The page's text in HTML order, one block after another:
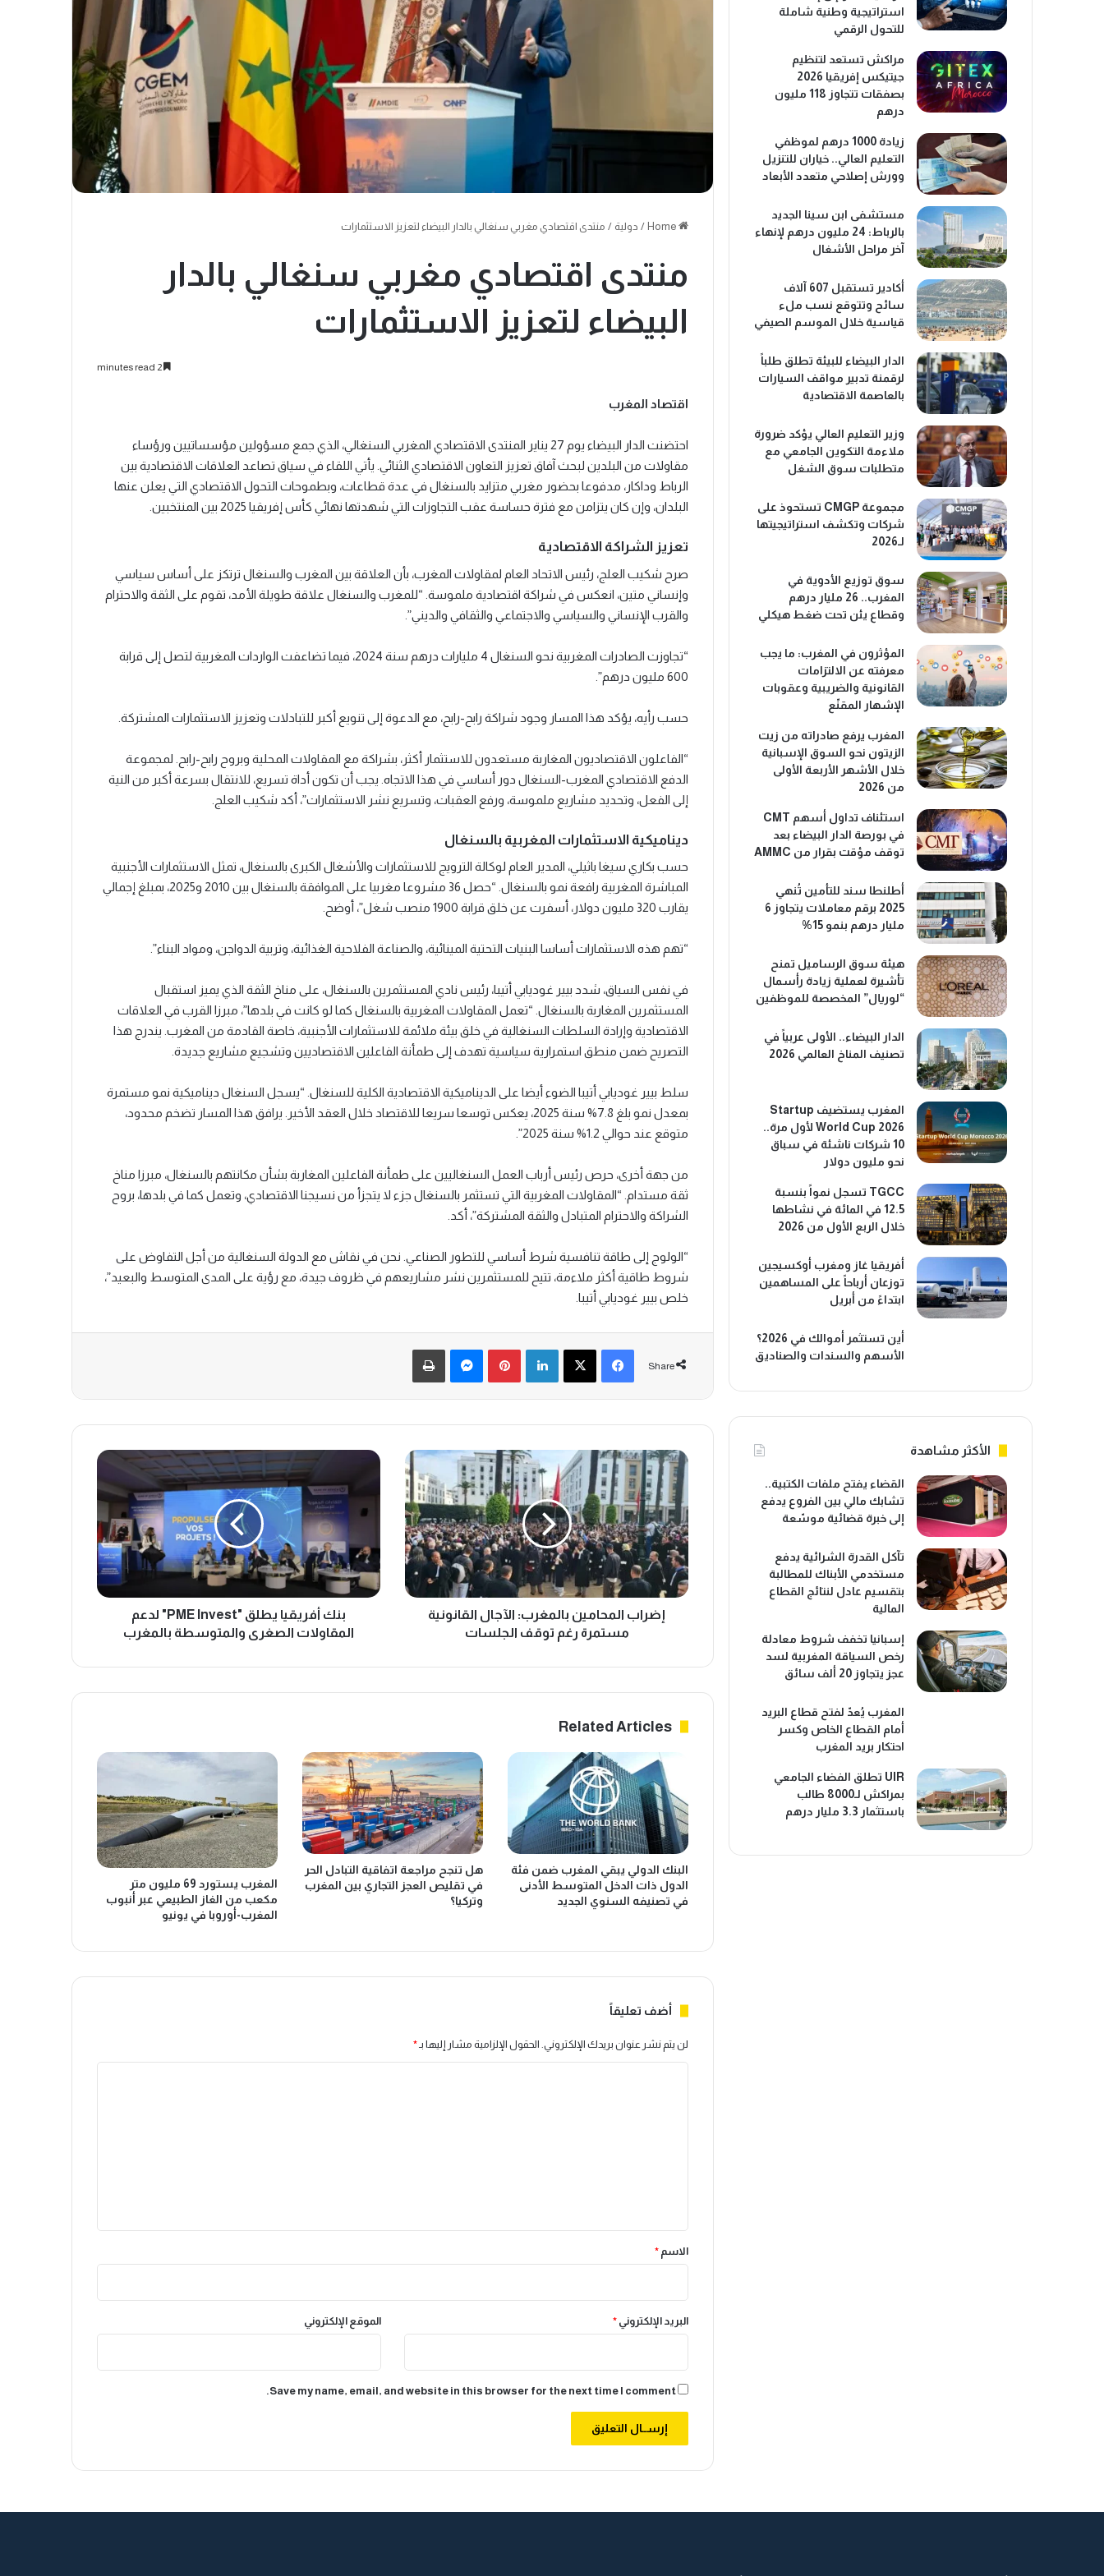
/ دولية / منتدى اقتصادي مغربي سنغالي بالدار البيضاء لتعزيز الاستثمارات
منتدى اقتصادي مغربي سنغالي بالدار
البيضاء لتعزيز الاستثمارات
اقتصاد المغرب
احتضنت الدار البيضاء يوم 27 يناير المنتدى الاقتصادي المغربي السنغالي، الذي جمع مسؤولين مؤسساتيين ورؤساء
مقاولات من البلدين لبحث آفاق تعزيز التعاون الاقتصادي الثنائي. يأتي اللقاء في سياق تصاعد العلاقات الاقتصادية بين
الرباط وداكار، مدفوعا بحضور مغربي متزايد بالسنغال في عدة قطاعات، وبطموحات التحول الاقتصادي التي يعلن عنها
البلدان، وإن كان يتزامن مع فترة حساسة عقب التجاوزات التي شهدتها نهائي كأس إفريقيا 2025 بين المنتخبين.
تعزيز الشراكة الاقتصادية
صرح شكيب العلج، رئيس الاتحاد العام لمقاولات المغرب، بأن العلاقة بين المغرب والسنغال ترتكز على أساس سياسي
وإنساني متين، انعكس في شراكة اقتصادية ملموسة. “للمغرب والسنغال علاقة طويلة الأمد، تقوم على الثقة والاحترام
والقرب الإنساني والسياسي والاجتماعي والثقافي والديني”.
“تجاوزت الصادرات المغربية نحو السنغال 4 مليارات درهم سنة 2024، فيما تضاعفت الواردات المغربية لتصل إلى قرابة
600 مليون درهم”.
حسب رأيه، يؤكد هذا المسار وجود شراكة رابح-رابح، مع الدعوة إلى تنويع أكبر للتبادلات وتعزيز الاستثمارات المشتركة.
“الفاعلون الاقتصاديون المغاربة مستعدون للاستثمار أكثر، بشراكة مع المقاولات المحلية وبروح رابح-رابح. لمجموعة
الدفع الاقتصادي المغرب-السنغال دور أساسي في هذا الاتجاه. يجب أن تكون أداة تسريع، للانتقال بسرعة أكبر من النية
إلى الفعل، وتحديد مشاريع ملموسة، ورفع العقبات، وتسريع نشر الاستثمارات”، أكد شكيب العلج.
ديناميكية الاستثمارات المغربية بالسنغال
حسب بكاري سيغا باثيلي، المدير العام لوكالة الترويج للاستثمارات والأشغال الكبرى بالسنغال، تمثل الاستثمارات الأجنبية
المباشرة المغربية رافعة نمو بالسنغال. “حصل 36 مشروعا مغربيا على الموافقة بالسنغال بين 2010 و2025، بمبلغ إجمالي
يقارب 320 مليون دولار، أسفرت عن خلق قرابة 1900 منصب شغل”، أوضح.
“تهم هذه الاستثمارات أساسا البنيات التحتية المينائية، والصناعة الفلاحية الغذائية، وتربية الدواجن، ومواد البناء”.
في نفس السياق، شدد بيير غوديابي أتيبا، رئيس نادي المستثمرين بالسنغال، على مناخ الثقة الذي يميز استقبال
المستثمرين المغاربة بالسنغال. “تعمل المقاولات المغربية بالسنغال كما لو كانت في بلدها”، مبرزا القرب في العلاقات
الاقتصادية وإرادة السلطات السنغالية في خلق بيئة ملائمة للاستثمارات الأجنبية، خاصة القادمة من المغرب. يندرج هذا
التصريح ضمن منطق استمرارية سياسية تهدف إلى طمأنة الفاعلين الاقتصاديين وتشجيع مشاريع جديدة.
سلط بيير غوديابي أتيبا الضوء أيضا على الديناميكية الاقتصادية الكلية للسنغال. “يسجل السنغال ديناميكية نمو مستمرة
بمعدل نمو بلغ 7.8% سنة 2025، يعكس توسعا سريعا للاقتصاد خلال العقد الأخير. يرافق هذا المسار تضخم محدود،
متوقع عند حوالي 1.2% سنة 2025”.
من جهة أخرى، حرص رئيس أرباب العمل السنغاليين على طمأنة الفاعلين المغاربة بشأن مكانتهم بالسنغال، مبرزا مناخ
ثقة مستدام. “المقاولات المغربية التي تستثمر بالسنغال جزء لا يتجزأ من نسيجنا الاقتصادي، وتعمل كما في بلدها، بروح
الشراكة والاحترام المتبادل والثقة المشتركة”، أكد.
“الولوج إلى طاقة تنافسية شرط أساسي للتطور الصناعي. نحن في نقاش مع الدولة السنغالية من أجل التفاوض على
شروط طاقية أكثر ملاءمة، تتيح للمستثمرين نشر مشاريعهم في ظروف جيدة، مع رؤية على المدى المتوسط والبعيد”،
خلص بيير غوديابي أتيبا.
Share
Facebook
X
LinkedIn
Pinterest
Messenger
Print
إضراب
المحامين
بالمغرب:
الآجال
القانونية
مستمرة
رغم
توقف
الجلسات
إضراب المحامين بالمغرب: الآجال القانونية
مستمرة رغم توقف الجلسات
بنك
"PME
لدعم
المقاولات
الصغرى
والمتوسطة
بنك أفريقيا يطلق "PME Invest" لدعم
المقاولات الصغرى والمتوسطة بالمغرب
Related Articles
البنك الدولي يبقي المغرب ضمن فئة
الدول ذات الدخل المتوسط الأدنى
في تصنيفه السنوي الجديد
هل تنجح مراجعة اتفاقية التبادل الحر
في تقليص العجز التجاري بين المغرب
وتركيا؟
المغرب يستورد 69 مليون متر
مكعب من الغاز الطبيعي عبر أنبوب
المغرب-أوروبا في يونيو
أضف تعليقاً
لن يتم نشر عنوان بريدك الإلكتروني. الحقول الإلزامية مشار إليها بـ*
*
الاسم *
البريد الإلكتروني * الموقع الإلكتروني
Save my name, email, and website in this browser for the next time I comment.
استراتيجية وطنية شاملة
للتحول الرقمي
مراكش تستعد لتنظيم
جيتيكس إفريقيا 2026
بصفقات تتجاوز 118 مليون
درهم
زيادة 1000 درهم لموظفي
التعليم العالي.. خياران للتنزيل
وورش إصلاحي متعدد الأبعاد
مستشفى ابن سينا الجديد
بالرباط: 24 مليون درهم لإنهاء
آخر مراحل الأشغال
أكادير تستقبل 607 آلاف
سائح وتتوقع نسب ملء
قياسية خلال الموسم الصيفي
الدار البيضاء للبيئة تطلق طلباً
لرقمنة تدبير مواقف السيارات
بالعاصمة الاقتصادية
وزير التعليم العالي يؤكد ضرورة
ملاءمة التكوين الجامعي مع
متطلبات سوق الشغل
مجموعة CMGP تستحوذ على
شركات وتكشف استراتيجيتها
لـ2026
سوق توزيع الأدوية في
المغرب.. 26 مليار درهم
وقطاع يئن تحت ضغط هيكلي
المؤثرون في المغرب: ما يجب
معرفته عن الالتزامات
القانونية والضريبية وعقوبات
الإشهار المقنّع
المغرب يرفع صادراته من زيت
الزيتون نحو السوق الإسبانية
خلال الأشهر الأربعة الأولى
من 2026
استئناف تداول أسهم CMT
في بورصة الدار البيضاء بعد
توقف مؤقت بقرار من AMMC
أطلنطا سند للتأمين تُنهي
2025 برقم معاملات يتجاوز 6
مليار درهم بنمو 15%
هيئة سوق الرساميل تمنح
تأشيرة لعملية زيادة رأسمال
“لوريال” المخصصة للموظفين
الدار البيضاء.. الأولى عربياً في
تصنيف المناخ العالمي 2026
المغرب يستضيف Startup
World Cup 2026 لأول مرة..
10 شركات ناشئة في سباق
نحو مليون دولار
TGCC تسجل نمواً بنسبة
12.5 في المائة في نشاطها
خلال الربع الأول من 2026
أفريقيا غاز ومغرب أوكسيجين
توزعان أرباحاً على المساهمين
ابتداءً من أبريل
أين تستثمر أموالك في 2026؟
الأسهم والسندات والصناديق
الأكثر مشاهدة
القضاء يفتح ملفات الكتبية..
تشابك مالي بين الفروع يدفع
إلى خبرة قضائية موسّعة
تآكل القدرة الشرائية يدفع
مستخدمي الأبناك للمطالبة
بتقسيم عادل لنتائج القطاع
المالية
إسبانيا تخفف شروط معادلة
رخص السياقة المغربية لسد
عجز يتجاوز 20 ألف سائق
المغرب يُعدّ لفتح قطاع البريد
أمام القطاع الخاص وكسر
احتكار بريد المغرب
UIR تطلق الفضاء الجامعي
بمراكش لـ8000 طالب
باستثمار 3.3 مليار درهم